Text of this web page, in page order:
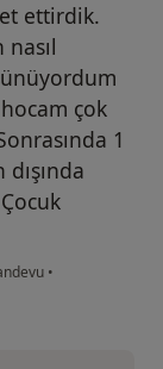
ettirdik.
çok
1
•